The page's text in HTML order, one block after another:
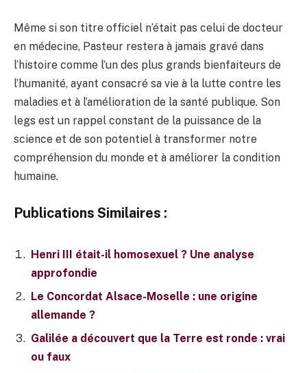
Même si son titre officiel n’était pas celui de docteur
en médecine, Pasteur restera à jamais gravé dans
l’histoire comme l’un des plus grands bienfaiteurs de
l’humanité, ayant consacré sa vie à la lutte contre les
maladies et à l’amélioration de la santé publique. Son
legs est un rappel constant de la puissance de la
science et de son potentiel à transformer notre
compréhension du monde et à améliorer la condition
humaine.
Publications Similaires :
Henri III était-il homosexuel ? Une analyse
approfondie
Le Concordat Alsace-Moselle : une origine
allemande ?
Galilée a découvert que la Terre est ronde : vrai
ou faux